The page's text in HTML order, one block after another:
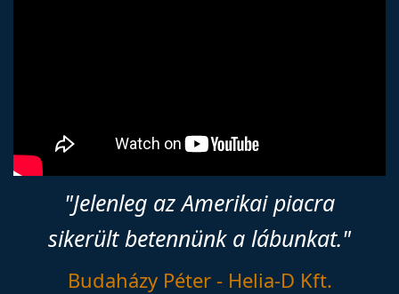
"Jelenleg az Amerikai piacra
sikerült betennünk a lábunkat."
Budaházy Péter - Helia-D Kft.